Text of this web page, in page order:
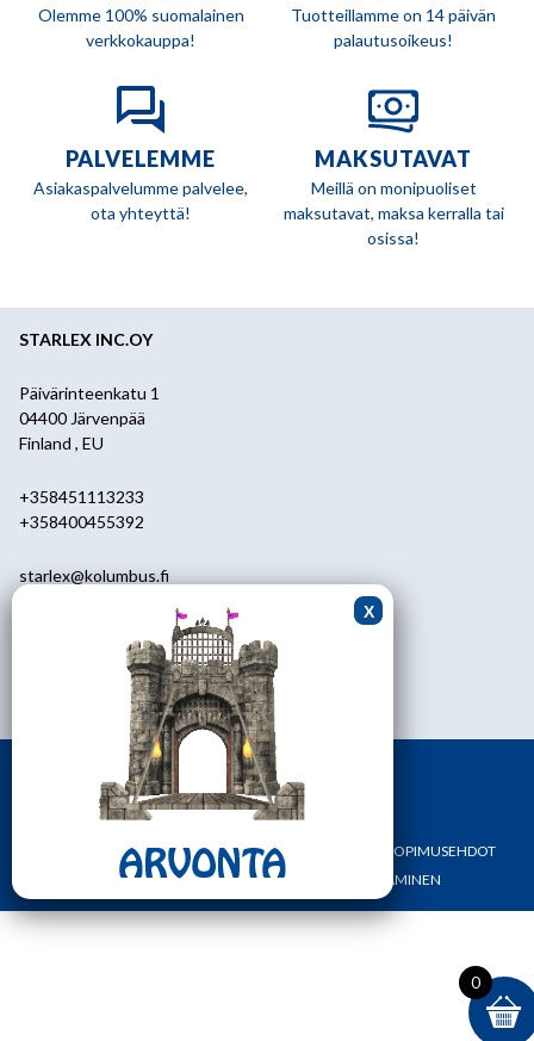
Olemme 100% suomalainen
verkkokauppa!
Tuotteillamme on 14 päivän
palautusoikeus!
PALVELEMME
Asiakaspalvelumme palvelee,
ota yhteyttä!
MAKSUTAVAT
Meillä on monipuoliset
maksutavat, maksa kerralla tai
osissa!
STARLEX INC.OY
Päivärinteenkatu 1
04400 Järvenpää
Finland , EU
+358451113233
+358400455392
starlex@kolumbus.fi
ark.klo 08.30-17.00
YHTEYSTIEDOT OMA TILI
TILAUS- JA SOPIMUSEHDOT
REKISTERI- JA TIETOSUOJASELOSTE
MAKSAMINEN
0